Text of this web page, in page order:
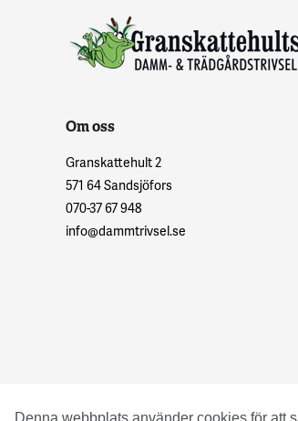
Om oss
Granskattehult 2
571 64 Sandsjöfors
070-37 67 948
info@dammtrivsel.se
© 2016 Granskattehults Damm- och